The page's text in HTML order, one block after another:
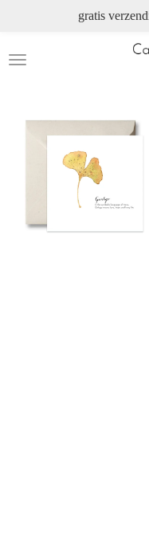
naar
gratis